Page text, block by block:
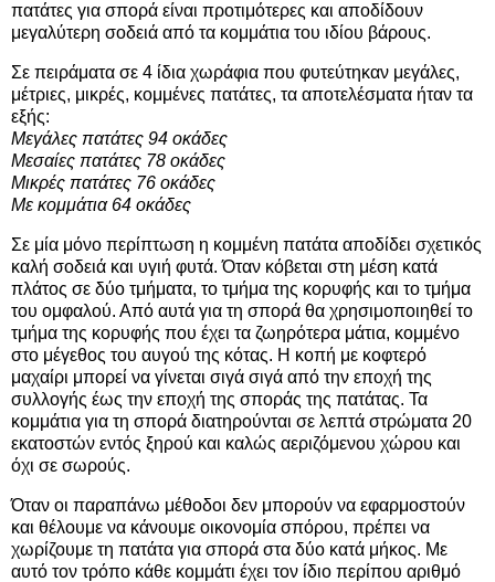
πατάτες για σπορά είναι προτιμότερες και αποδίδουν
μεγαλύτερη σοδειά από τα κομμάτια του ιδίου βάρους.
Σε πειράματα σε 4 ίδια χωράφια που φυτεύτηκαν μεγάλες,
μέτριες, μικρές, κομμένες πατάτες, τα αποτελέσματα ήταν τα
εξής:
Μεγάλες πατάτες 94 οκάδες
Μεσαίες πατάτες 78 οκάδες
Μικρές πατάτες 76 οκάδες
Με κομμάτια 64 οκάδες
Σε μία μόνο περίπτωση η κομμένη πατάτα αποδίδει σχετικός
καλή σοδειά και υγιή φυτά. Όταν κόβεται στη μέση κατά
πλάτος σε δύο τμήματα, το τμήμα της κορυφής και το τμήμα
του ομφαλού. Από αυτά για τη σπορά θα χρησιμοποιηθεί το
τμήμα της κορυφής που έχει τα ζωηρότερα μάτια, κομμένο
στο μέγεθος του αυγού της κότας. Η κοπή με κοφτερό
μαχαίρι μπορεί να γίνεται σιγά σιγά από την εποχή της
συλλογής έως την εποχή της σποράς της πατάτας. Τα
κομμάτια για τη σπορά διατηρούνται σε λεπτά στρώματα 20
εκατοστών εντός ξηρού και καλώς αεριζόμενου χώρου και
όχι σε σωρούς.
Όταν οι παραπάνω μέθοδοι δεν μπορούν να εφαρμοστούν
και θέλουμε να κάνουμε οικονομία σπόρου, πρέπει να
χωρίζουμε τη πατάτα για σπορά στα δύο κατά μήκος. Με
αυτό τον τρόπο κάθε κομμάτι έχει τον ίδιο περίπου αριθμό